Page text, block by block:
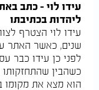
ליהדות בכתיבתו
שנים, כאשר האתר
לפני כן עידו כבר
כשהבין שהתחזקותו